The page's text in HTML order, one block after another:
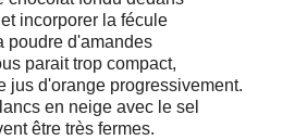
incorporer la fécule
poudre d'amandes
parait trop compact,
jus d'orange progressivement.
en neige avec le sel
être très fermes.